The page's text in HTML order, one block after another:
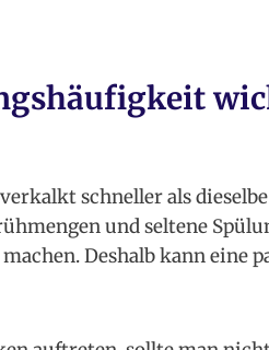
schneller als
und seltene
Deshalb kann eine